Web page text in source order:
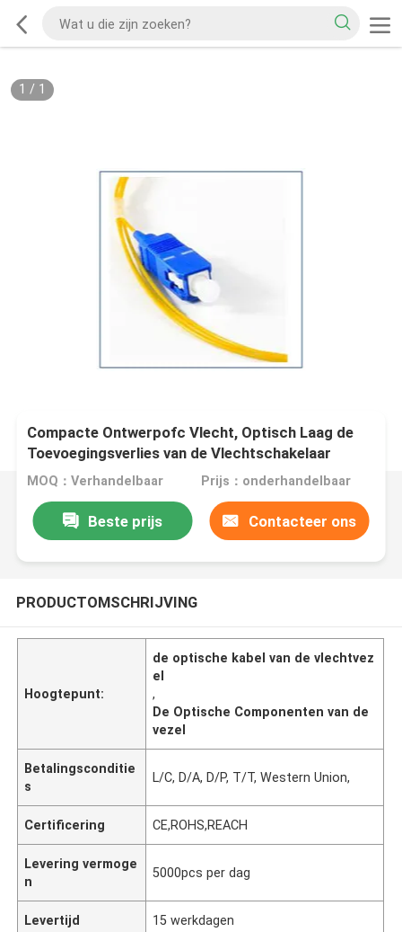
1 / 1
Compacte Ontwerpofc Vlecht, Optisch Laag de
Toevoegingsverlies van de Vlechtschakelaar
MOQ：Verhandelbaar Prijs：onderhandelbaar
Beste prijs Contacteer ons
PRODUCTOMSCHRIJVING
Hoogtepunt:
de optische kabel van de vlechtvez
el
,
De Optische Componenten van de
vezel
Betalingsconditie
s
L/C, D/A, D/P, T/T, Western Union,
Certificering CE,ROHS,REACH
Levering vermoge
n
5000pcs per dag
Levertijd 15 werkdagen